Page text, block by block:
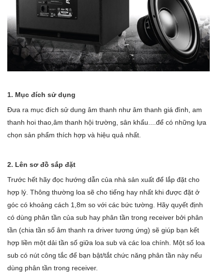
1. Mục đích sử dụng
Đưa ra mục đích sử dung âm thanh như âm thanh giá đình, am
thanh hoi thao,âm thanh hội trường, sân khẩu....để có những lựa
chọn sản phẩm thích hợp và hiệu quả nhất.
2. Lên sơ đồ sắp đặt
Trước hết hãy đọc hướng dẫn của nhà sản xuất để lắp đặt cho
hợp lý. Thông thường loa sẽ cho tiếng hay nhất khi được đặt ở
góc có khoảng cách 1,8m so với các bức tường. Hãy quyết định
có dùng phân tần của sub hay phân tần trong receiver bởi phân
tần (chia tần số âm thanh ra driver tương ứng) sẽ giúp bạn kết
hợp liền một dải tần số giữa loa sub và các loa chính. Một số loa
sub có nút công tắc để bạn bật/tắt chức năng phân tần này nếu
dùng phân tần trong receiver.